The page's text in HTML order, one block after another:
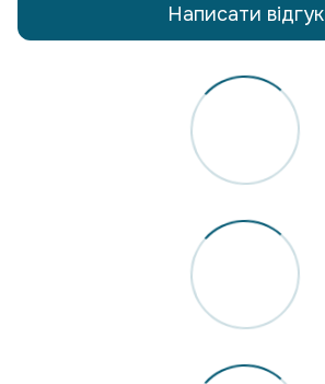
Написати відгук